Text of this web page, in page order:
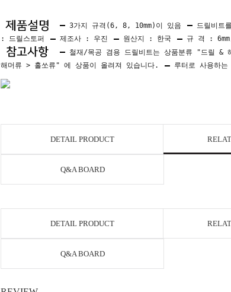
3가지 규격(6, 8, 10mm)이 있음 드릴비트
: 드릴스토퍼
제조사 : 우진 원산지 : 한국 규 격 :
철재/목공 겸용 드릴비트는 상품분류 "드릴 &
해머류 > 홀쏘류" 에 상품이 올려져 있습니다.
루터로 사용하
DETAIL PRODUCT
Q&A BOARD
DETAIL PRODUCT
Q&A BOARD